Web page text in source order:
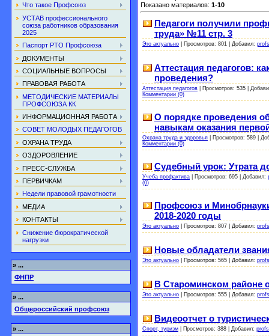
Что такое Профсоюз
УСТАВ профессионального
союза работников образования
2025
Паспорт РТО Профсоюза
ДОКУМЕНТЫ
СОЦИАЛЬНЫЕ ВОПРОСЫ
ПРАВОВАЯ РАБОТА
МЕТОДИЧЕСКИЕ МАТЕРИАЛЫ
ПРОФСОЮЗА КК
ИНФОРМАЦИОННАЯ РАБОТА
СОВЕТ МОЛОДЫХ ПЕДАГОГОВ
ОХРАНА ТРУДА
ОЗДОРОВЛЕНИЕ
ПРЕСС-СЛУЖБА
ПЕРВИЧКАМ
Недели правовой грамотности
МЕДИА
КОНТАКТЫ
Снижение бюрократической
нагрузки
» ...
ФНПР
» ...
Общероссийский профсоюз
» ...
Показано материалов: 1-10
Педагоги получили
труда» №11 стр. 3
Это актуально Просмотров: 801 Добавил:
Аттестация педагогов:
проведения?
Аттестация педагогов Просмотров: 535
Комментарии (0)
О порядке проведения
навыкам оказания
Охрана труда и здоровья Просмотров: 589
Комментарии (0)
Судебный урок: Утрата
Учеба профактива Просмотров: 695 Добавил:
(0)
Профсоюз и
2018-2020 годы
Это актуально Просмотров: 807 Добавил:
Новые обладатели
Это актуально Просмотров: 565 Добавил:
В Староминском районе
Это актуально Просмотров: 555 Добавил:
Видеоотчет о
Спорт, туризм Просмотров: 388 Добавил: